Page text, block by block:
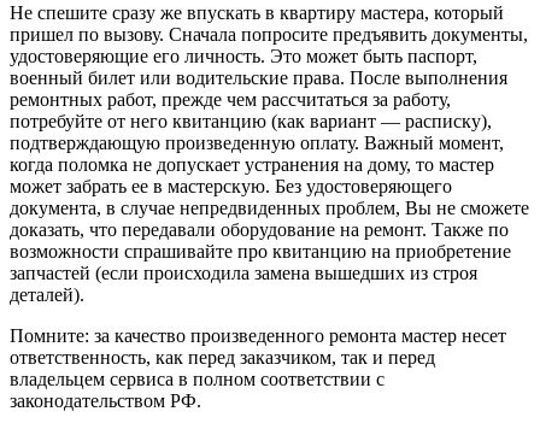
Не спешите сразу же впускать в квартиру мастера, который
пришел по вызову. Сначала попросите предъявить документы,
удостоверяющие его личность. Это может быть паспорт,
военный билет или водительские права. После выполнения
ремонтных работ, прежде чем рассчитаться за работу,
потребуйте от него квитанцию (как вариант — расписку),
подтверждающую произведенную оплату. Важный момент,
когда поломка не допускает устранения на дому, то мастер
может забрать ее в мастерскую. Без удостоверяющего
документа, в случае непредвиденных проблем, Вы не сможете
доказать, что передавали оборудование на ремонт. Также по
возможности спрашивайте про квитанцию на приобретение
запчастей (если происходила замена вышедших из строя
деталей).
Помните: за качество произведенного ремонта мастер несет
ответственность, как перед заказчиком, так и перед
владельцем сервиса в полном соответствии с
законодательством РФ.